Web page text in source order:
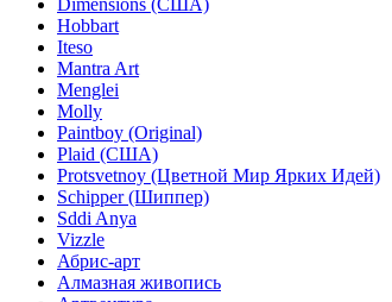
Dimensions (США)
Hobbart
Iteso
Mantra Art
Menglei
Molly
Paintboy (Original)
Plaid (США)
Protsvetnoy (Цветной Мир Ярких Идей)
Schipper (Шиппер)
Sddi Anya
Vizzle
Абрис-арт
Алмазная живопись